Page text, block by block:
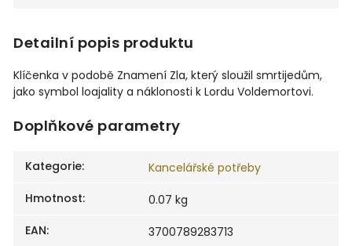
Detailní popis produktu
Klíčenka v podobě Znamení Zla, který sloužil smrtijedům,
jako symbol loajality a náklonosti k Lordu Voldemortovi.
Doplňkové parametry
Kategorie:
Kancelářské potřeby
Hmotnost:
0.07 kg
EAN: 3700789283713